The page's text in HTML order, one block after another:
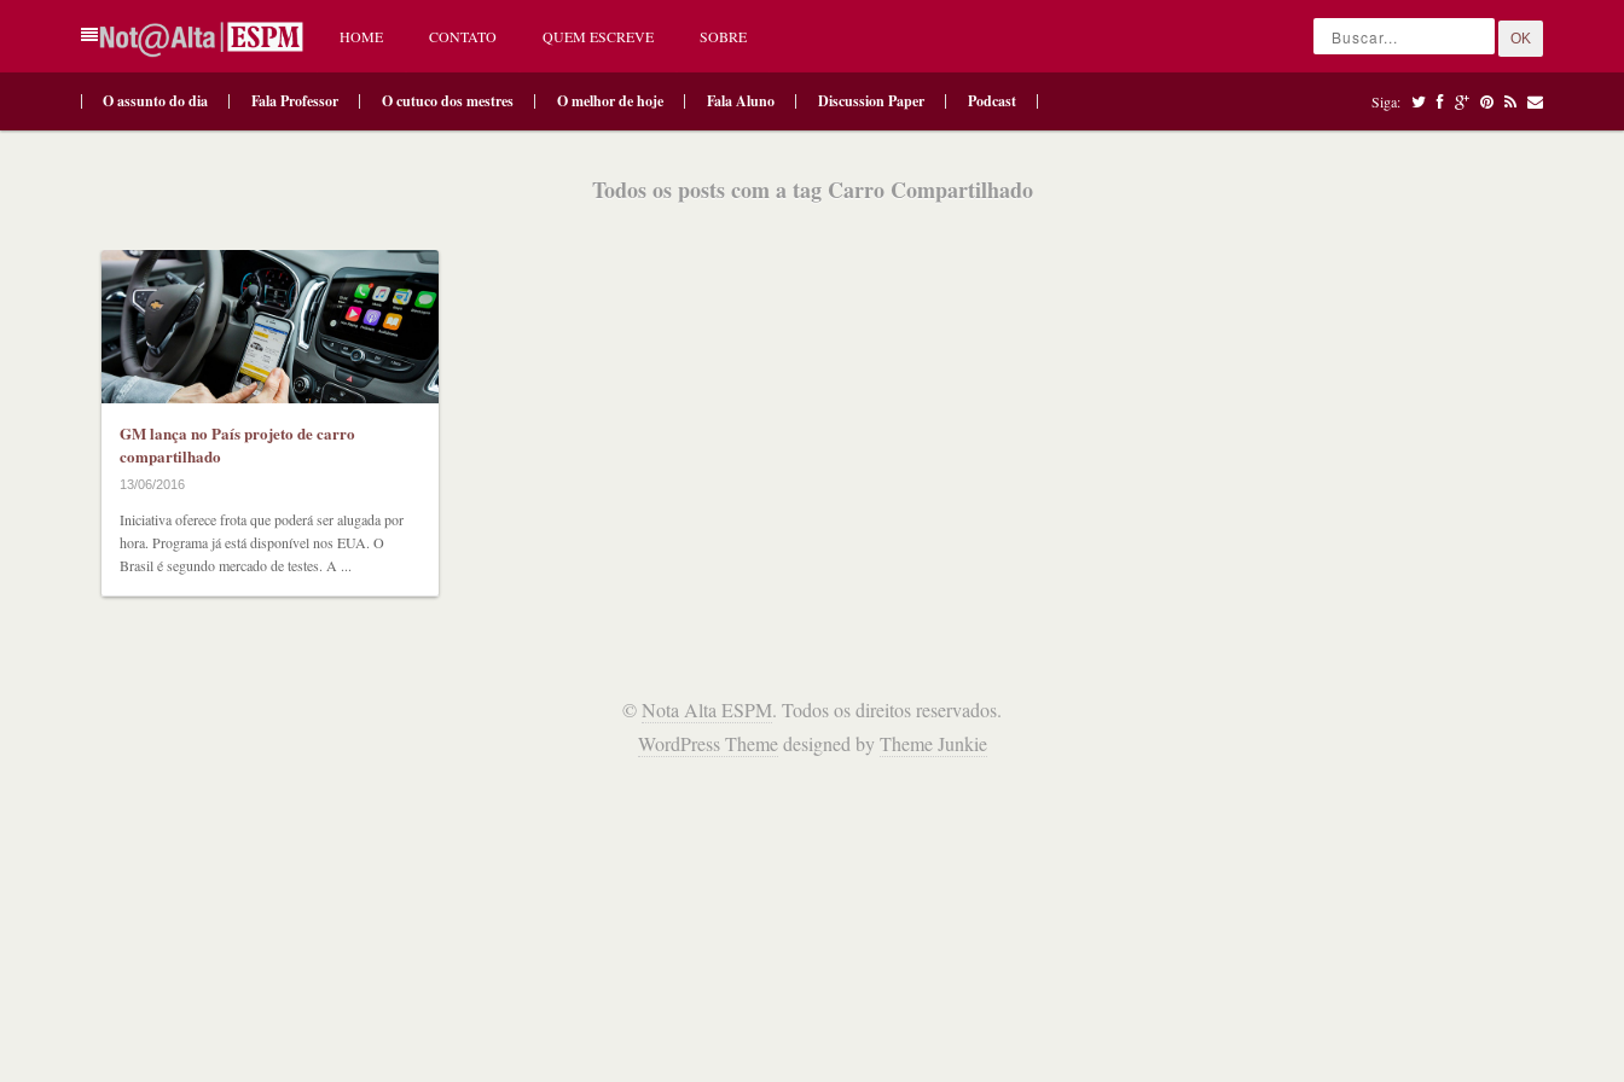
HOME CONTATO QUEM ESCREVE SOBRE OK
O assunto do dia Fala Professor O cutuco dos mestres O melhor de hoje Fala Aluno Discussion Paper Podcast Siga:
Todos os posts com a tag Carro Compartilhado
GM lança no País projeto de carro
compartilhado
13/06/2016
Iniciativa oferece frota que poderá ser alugada por
hora. Programa já está disponível nos EUA. O
Brasil é segundo mercado de testes. A ...
©Nota Alta ESPM. Todos os direitos reservados.
WordPress Themedesigned by Theme Junkie